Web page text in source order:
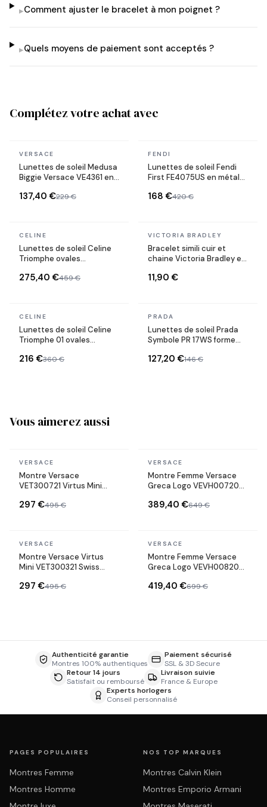
▸Comment ajuster le bracelet à mon poignet ?
▸Quels moyens de paiement sont acceptés ?
Complétez votre achat avec
En stock
VERSACE
Lunettes de soleil Medusa
Biggie Versace VE4361 en
137,40 €229 €
En stock
FENDI
Lunettes de soleil Fendi
First FE4075US en métal
168 €420 €
En stock
CELINE
Lunettes de soleil Celine
Triomphe ovales
275,40 €459 €
En stock
VICTORIA BRADLEY
Bracelet simili cuir et
chaine Victoria Bradley en
11,90 €
En stock
CELINE
Lunettes de soleil Celine
Triomphe 01 ovales
216 €360 €
En stock
PRADA
Lunettes de soleil Prada
Symbole PR 17WS forme
127,20 €146 €
Vous aimerez aussi
En stock
VERSACE
Montre Versace
VET300721 Virtus Mini
297 €495 €
En stock
VERSACE
Montre Femme Versace
Greca Logo VEVH00720
cadran vert
389,40 €649 €
En stock
VERSACE
Montre Versace Virtus
Mini VET300321 Swiss
inoxydable
297 €495 €
En stock
VERSACE
Montre Femme Versace
Greca Logo VEVH00820
cadran noir
419,40 €699 €
Authenticité garantie
Montres 100% authentiques
Paiement sécurisé
SSL & 3D Secure
Retour 14 jours
Satisfait ou remboursé
Livraison suivie
France & Europe
Experts horlogers
Conseil personnalisé
PAGES POPULAIRES
Montres Femme
Montres Homme
NOS TOP MARQUES
Montres Calvin Klein
Montres Emporio Armani